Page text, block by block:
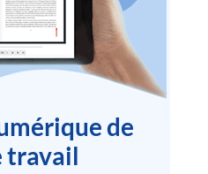
de
travail